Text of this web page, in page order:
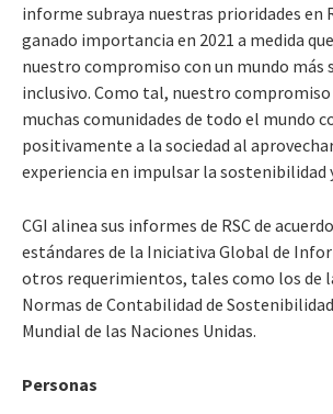
informe subraya nuestras prioridades en
ganado importancia en 2021 a medida
nuestro compromiso con un mundo más
inclusivo. Como tal, nuestro compromiso
muchas comunidades de todo el mundo
positivamente a la sociedad al
experiencia en impulsar la sostenibilidad
CGI alinea sus informes de RSC de
estándares de la Iniciativa Global de
otros requerimientos, tales como los de
Normas de Contabilidad de
Mundial de las Naciones Unidas.
Personas